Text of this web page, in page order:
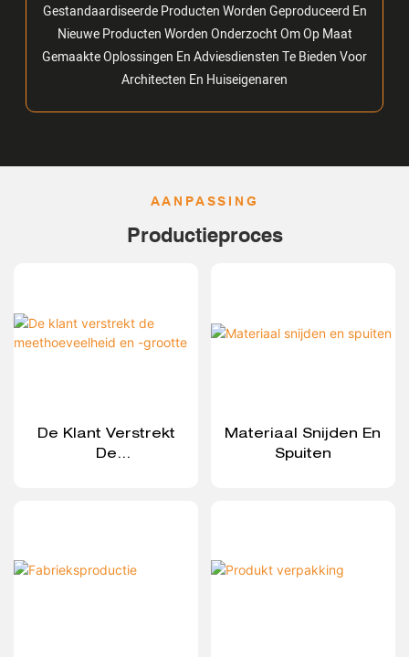
Gestandaardiseerde Producten Worden Geproduceerd En
Nieuwe Producten Worden Onderzocht Om Op Maat
Gemaakte Oplossingen En Adviesdiensten Te Bieden Voor
Architecten En Huiseigenaren
AANPASSING
Productieproces
De Klant Verstrekt
De
Materiaal Snijden En
Spuiten